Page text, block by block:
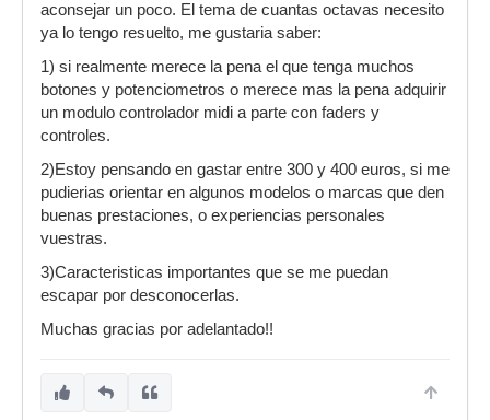
aconsejar un poco. El tema de cuantas octavas necesito
ya lo tengo resuelto, me gustaria saber:
1) si realmente merece la pena el que tenga muchos
botones y potenciometros o merece mas la pena adquirir
un modulo controlador midi a parte con faders y
controles.
2)Estoy pensando en gastar entre 300 y 400 euros, si me
pudierias orientar en algunos modelos o marcas que den
buenas prestaciones, o experiencias personales
vuestras.
3)Caracteristicas importantes que se me puedan
escapar por desconocerlas.
Muchas gracias por adelantado!!